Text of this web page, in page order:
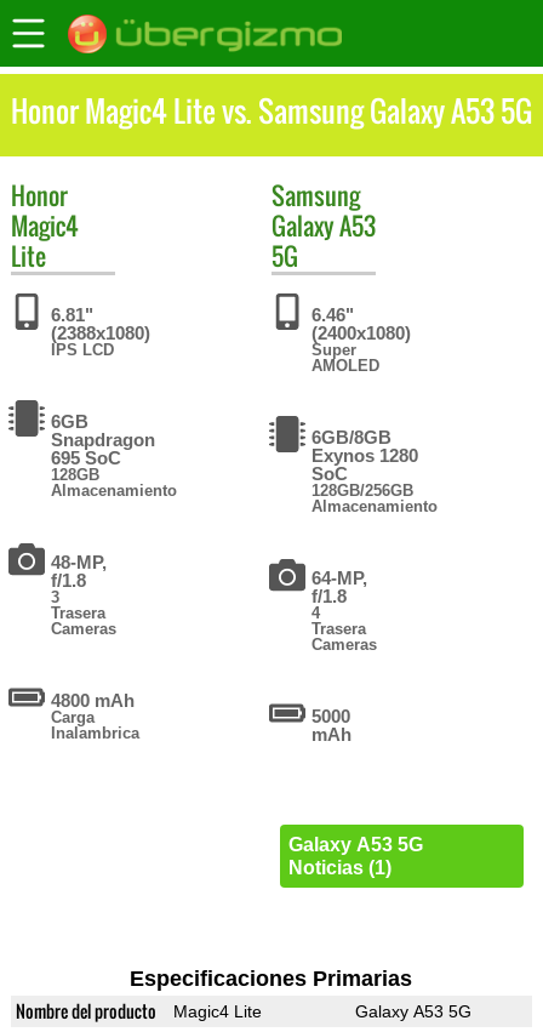
Honor Magic4 Lite vs. Samsung Galaxy A53 5G
Honor
Magic4
Lite
6.81"
(2388x1080)
IPS LCD
6GB
Snapdragon
695 SoC
128GB
Almacenamiento
48-MP,
f/1.8
3
Trasera
Cameras
4800 mAh
Carga
Inalambrica
Samsung
Galaxy A53
5G
6.46"
(2400x1080)
Super
AMOLED
6GB/8GB
Exynos 1280
SoC
128GB/256GB
Almacenamiento
64-MP,
f/1.8
4
Trasera
Cameras
5000
mAh
Galaxy A53 5G
Noticias (1)
Especificaciones Primarias
Nombre del producto Magic4 Lite Galaxy A53 5G